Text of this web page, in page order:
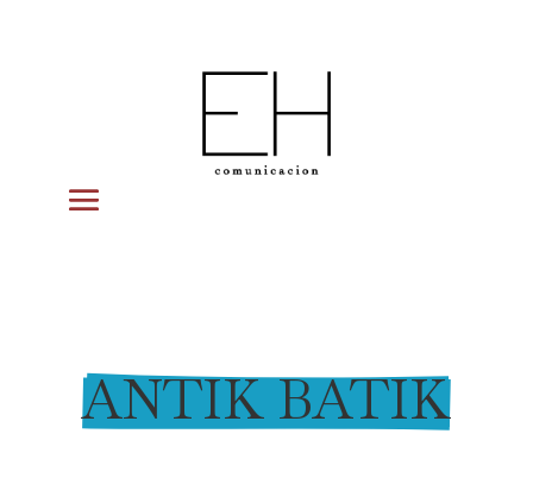
ANTIK BATIK